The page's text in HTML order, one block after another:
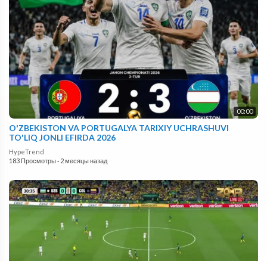
00:00
O'ZBEKISTON VA PORTUGALYA TARIXIY UCHRASHUVI
TO'LIQ JONLI EFIRDA 2026
HypeTrend
183 Просмотры· 2 месяцы назад